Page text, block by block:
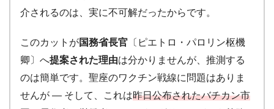
介されるのは、実に不可解だったからです。
このカットが国務省長官 〔ピエトロ・パロリン枢機
卿〕へ提案された理由は分かりませんが、推測する
のは簡単です。聖座のワクチン戦線に問題はありま
せんが ― そして、これは昨日公布されたバチカン市